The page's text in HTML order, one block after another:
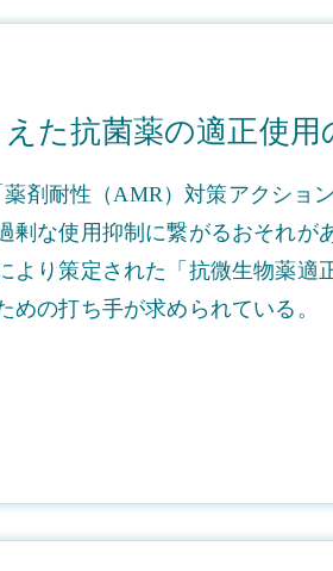
た抗菌薬の適正使用
剤耐性（AMR）対策アクショ
剰な使用抑制に繋がるおそれが
より策定された「抗微生物薬適
の打ち手が求められている。